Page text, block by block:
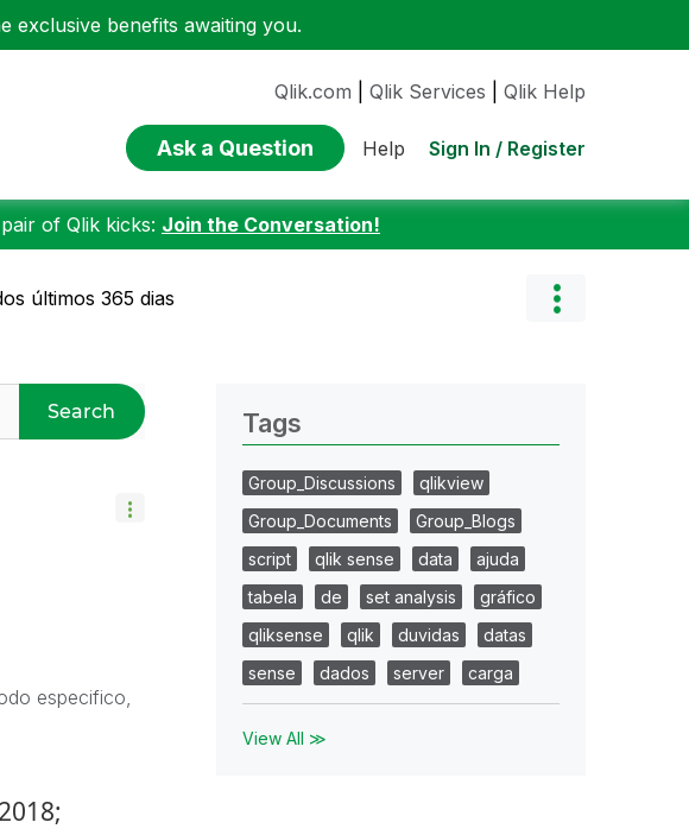
exclusive benefits awaiting you.
Qlik.com Qlik Services Qlik Help
Ask a Question Help Sign In / Register
of Qlik kicks: Join the Conversation!
últimos 365 dias
Search
especifico,
Tags
Group_Discussions
qlikview
Group_Documents
Group_Blogs
script
qlik sense data
ajuda
tabela
de set analysis
gráfico
qliksense
qlik duvidas
datas
sense
dados server carga
View All ≫